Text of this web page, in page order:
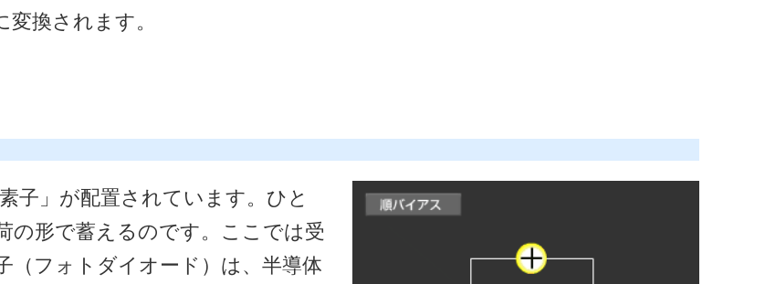
換されます。
子」が配置されています。ひと
の形で蓄えるのです。ここでは受
（フォトダイオード）は、半導体